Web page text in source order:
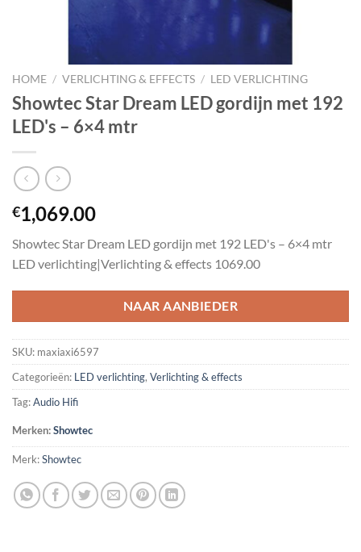
HOME / VERLICHTING & EFFECTS / LED VERLICHTING
Showtec Star Dream LED gordijn met 192
LED's – 6×4 mtr
€1,069.00
Showtec Star Dream LED gordijn met 192 LED's – 6×4 mtr
LED verlichting|Verlichting & effects 1069.00
NAAR AANBIEDER
SKU: maxiaxi6597
Categorieën: LED verlichting, Verlichting & effects
Tag:Audio Hifi
Merken:Showtec
Merk:Showtec